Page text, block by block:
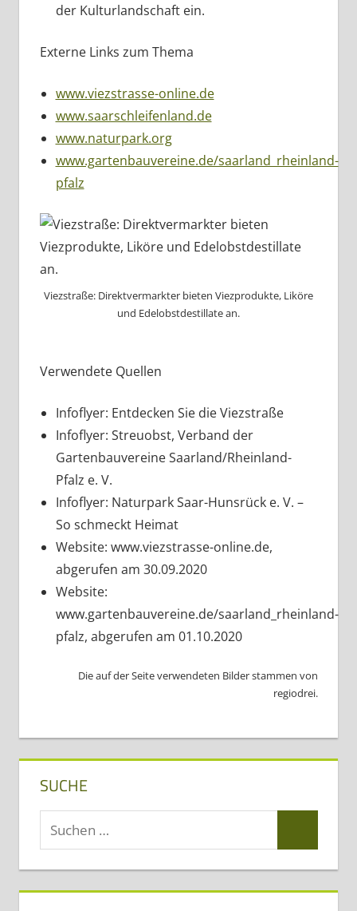
der Kulturlandschaft ein.
Externe Links zum Thema
www.viezstrasse-online.de
www.saarschleifenland.de
www.naturpark.org
www.gartenbauvereine.de/saarland_rheinland-
pfalz
Viezstraße: Direktvermarkter bieten Viezprodukte, Liköre
und Edelobstdestillate an.
Verwendete Quellen
Infoflyer: Entdecken Sie die Viezstraße
Infoflyer: Streuobst, Verband der
Gartenbauvereine Saarland/Rheinland-
Pfalz e. V.
Infoflyer: Naturpark Saar-Hunsrück e. V. –
So schmeckt Heimat
Website: www.viezstrasse-online.de,
abgerufen am 30.09.2020
Website:
www.gartenbauvereine.de/saarland_rheinland-
pfalz, abgerufen am 01.10.2020
Die auf der Seite verwendeten Bilder stammen von
regiodrei.
SUCHE
Suchen
nach: